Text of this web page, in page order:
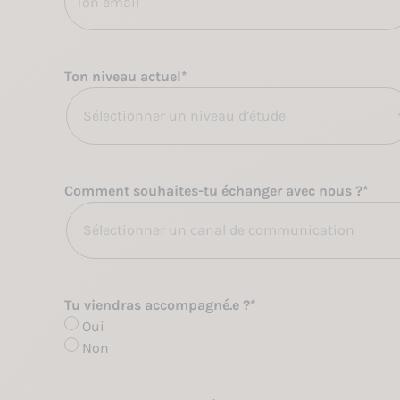
Ton niveau actuel*
Sélectionner un niveau d’étude
Comment souhaites-tu échanger avec nous ?*
Sélectionner un canal de communication
Tu viendras accompagné.e ?*
Oui
Non